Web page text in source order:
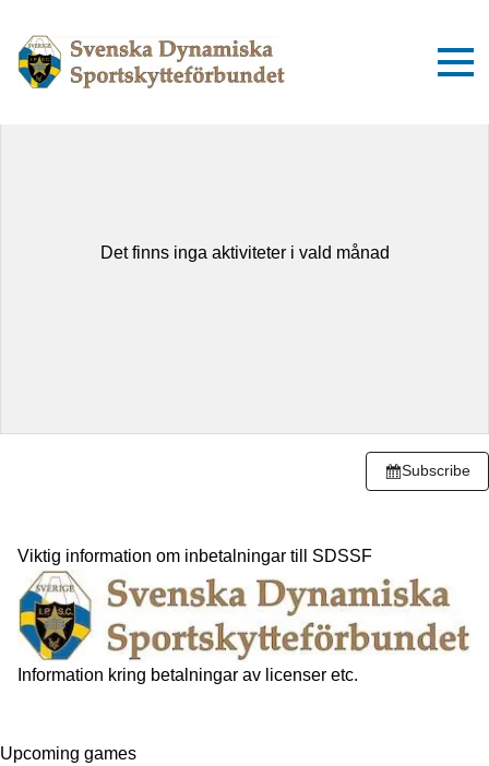
Det finns inga aktiviteter i vald månad
Subscribe
Viktig information om inbetalningar till SDSSF
Information kring betalningar av licenser etc.
Upcoming games